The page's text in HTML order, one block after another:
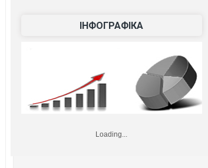
ІНФОГРАФІКА
Loading...